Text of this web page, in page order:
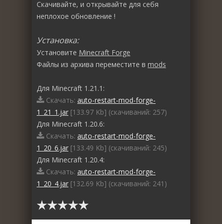
Скачивайте, и открывайте для себя
неплохое обновление !
Установка:
Установите Minecraft Forge
Файлы из архива переместите в mods
Для Minecraft 1.21.1:
Скачать: auto-restart-mod-forge-
1_21_1.jar [133.97 Kb] (cкачиваний: 257)
Для Minecraft 1.20.6:
Скачать: auto-restart-mod-forge-
1_20_6.jar [133.49 Kb] (cкачиваний: 245)
Для Minecraft 1.20.4:
Скачать: auto-restart-mod-forge-
1_20_4.jar [132.69 Kb] (cкачиваний: 241)